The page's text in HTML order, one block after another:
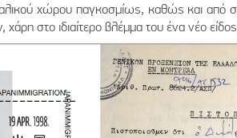
χώρου παγκοσμίως, καθώς και από
στο ιδιαίτερο βλέμμα του ένα νέο